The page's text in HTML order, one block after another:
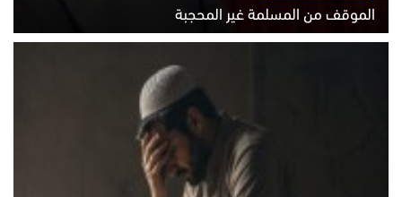
الموقف من المسلمة غير المحجبة
الخميس 6 أغسطس 2026 10:45 ص